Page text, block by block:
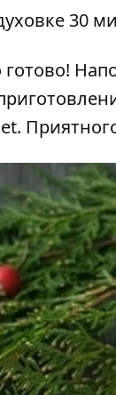
30
.